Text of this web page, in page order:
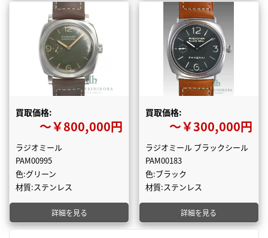
買取価格:
〜￥800,000円
ラジオミール
PAM00995
色:グリーン
材質:ステンレス
詳細を見る
買取価格:
〜￥300,000円
ラジオミール ブラックシール
PAM00183
色:ブラック
材質:ステンレス
詳細を見る